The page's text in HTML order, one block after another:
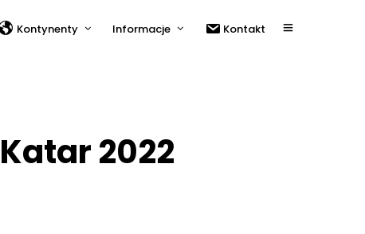
Kontynenty Informacje Kontakt
2022